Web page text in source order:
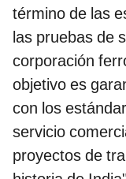
término de las
las pruebas de
corporación
objetivo es
con los
servicio
proyectos de